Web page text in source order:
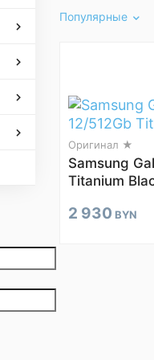
Популярные
Оригинал ★
Samsung
Titanium
2 930 BYN